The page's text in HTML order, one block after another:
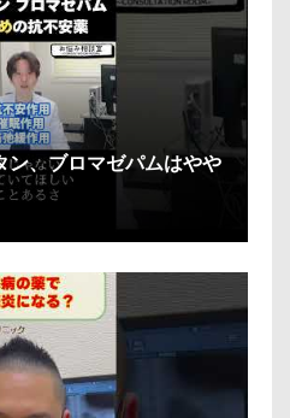
ン、ブロマゼパムはやや